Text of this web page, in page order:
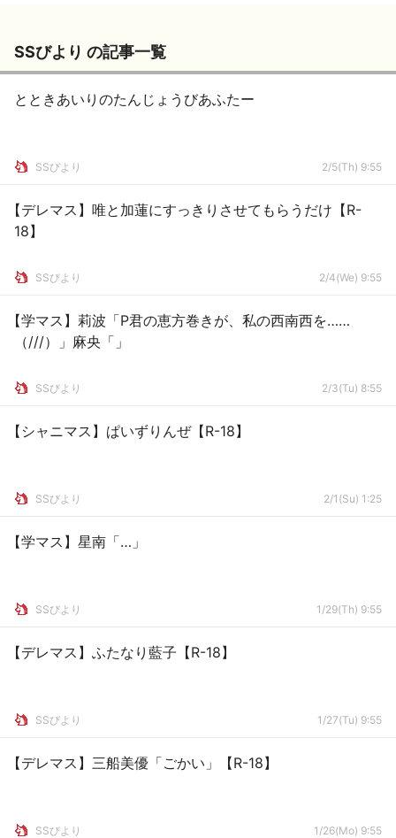
SSびより の記事一覧
とときあいりのたんじょうびあふたー
SSびより 2/5(Th) 9:55
【デレマス】唯と加蓮にすっきりさせてもらうだけ【R-
18】
SSびより 2/4(We) 9:55
【学マス】莉波「P君の恵方巻きが、私の西南西を……
（///）」麻央「」
SSびより 2/3(Tu) 8:55
【シャニマス】ぱいずりんぜ【R-18】
SSびより 2/1(Su) 1:25
【学マス】星南「…」
SSびより 1/29(Th) 9:55
【デレマス】ふたなり藍子【R-18】
SSびより 1/27(Tu) 9:55
【デレマス】三船美優「ごかい」【R-18】
SSびより 1/26(Mo) 9:55